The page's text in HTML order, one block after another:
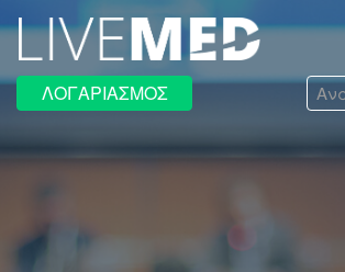
ΛΟΓΑΡΙΑΣΜΟΣ Αναζήτηση...